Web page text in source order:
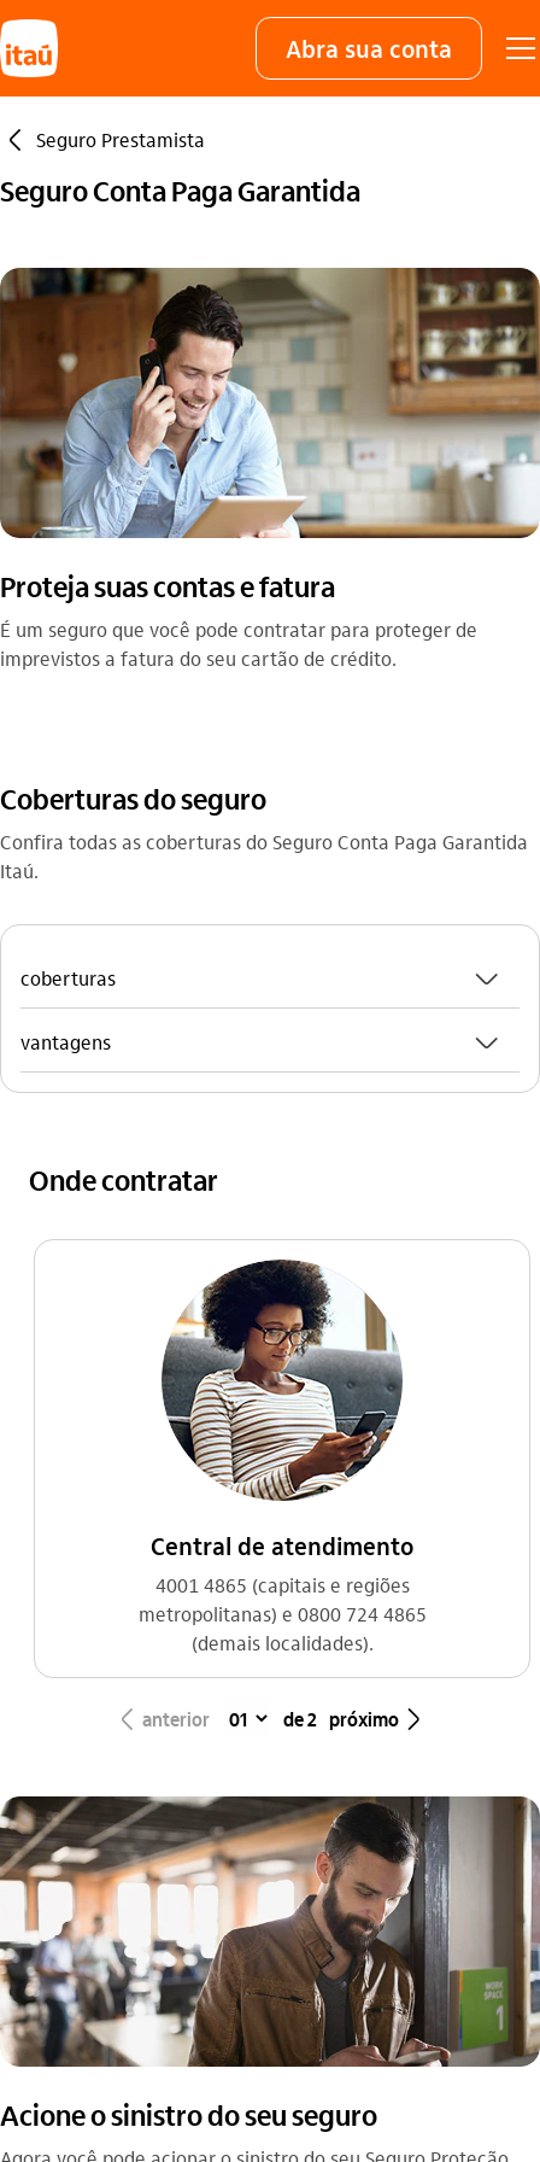
Abra sua conta
seta_esquerda Seguro Prestamista
Seguro Conta Paga Garantida
Proteja suas contas e fatura
É um seguro que você pode contratar para proteger de
imprevistos a fatura do seu cartão de crédito.
Coberturas do seguro
Confira todas as coberturas do Seguro Conta Paga Garantida
Itaú.
coberturas seta_baixo
vantagens seta_baixo
Onde contratar
Central de atendimento
4001 4865 (capitais e regiões
metropolitanas) e 0800 724 4865
(demais localidades).
seta_esquerda anterior de 2 próximo seta_direita
Acione o sinistro do seu seguro